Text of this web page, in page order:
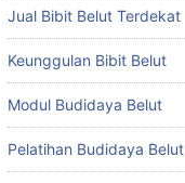
Jual Bibit Belut Terdekat
Keunggulan Bibit Belut
Modul Budidaya Belut
Pelatihan Budidaya Belut